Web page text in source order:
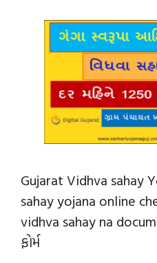
Gujarat Vidhva sahay
sahay yojana online
vidhva sahay na
ફોર્મ